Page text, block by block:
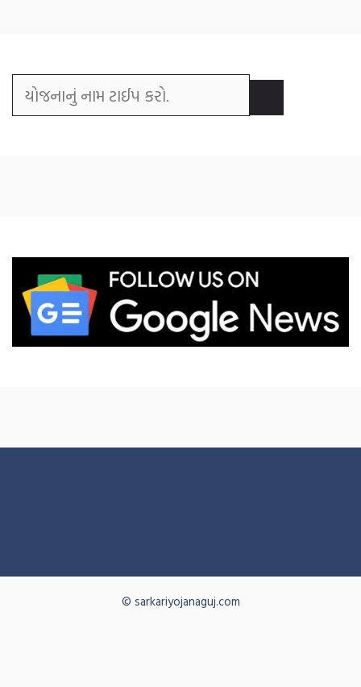
© sarkariyojanaguj.com